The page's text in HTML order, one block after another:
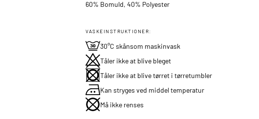
60% Bomuld, 40% Polyester
VASKEINSTRUKTIONER:
30°C skånsom maskinvask
Tåler ikke at blive bleget
Tåler ikke at blive tørret i tørretumbler
Kan stryges ved middel temperatur
Må ikke renses